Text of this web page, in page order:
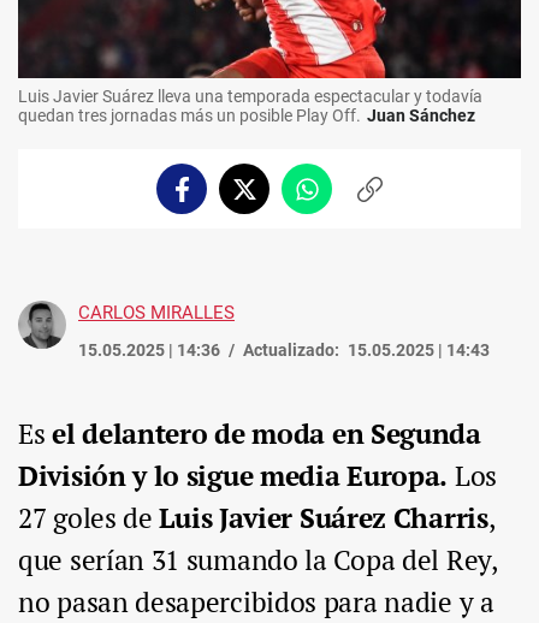
Luis Javier Suárez lleva una temporada espectacular y todavía
quedan tres jornadas más un posible Play Off. Juan Sánchez
FacebookTwitterWhatsappCopiar
CARLOS MIRALLES
15.05.2025 | 14:36 Actualizado: 15.05.2025 | 14:43
Esel delantero de moda en Segunda
División y lo sigue media Europa. Los
27 goles deLuis Javier Suárez Charris,
que serían 31 sumando la Copa del Rey,
no pasan desapercibidos para nadie y a